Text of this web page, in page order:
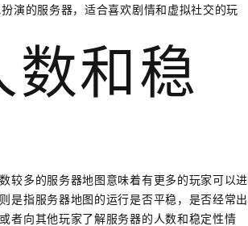
演的服务器，适合喜欢剧情和虚拟社交的玩
数和稳
较多的服务器地图意味着有更多的玩家可以进
是指服务器地图的运行是否平稳，是否经常出
者向其他玩家了解服务器的人数和稳定性情